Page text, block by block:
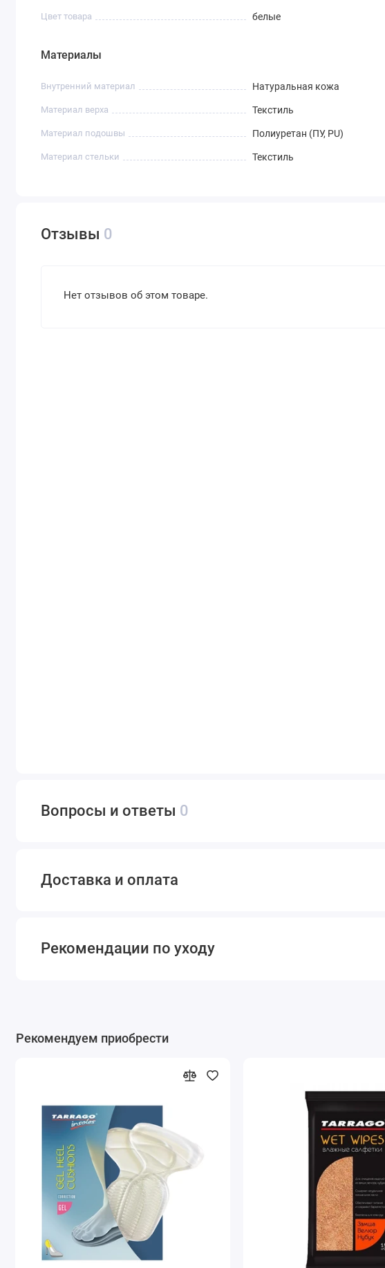
Цвет товара белые
Материалы
Внутренний материал Натуральная кожа
Материал верха Текстиль
Материал подошвы Полиуретан (ПУ, PU)
Материал стельки Текстиль
Отзывы 0
Нет отзывов об этом товаре.
Вопросы и ответы 0
Доставка и оплата
Рекомендации по уходу
Рекомендуем приобрести